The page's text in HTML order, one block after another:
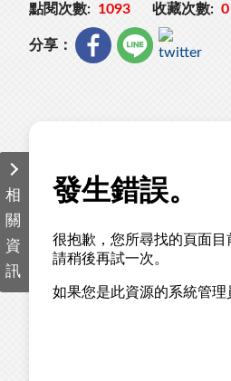
點閱次數: 1093 收藏次數: 0
分享：
相
關
資
訊